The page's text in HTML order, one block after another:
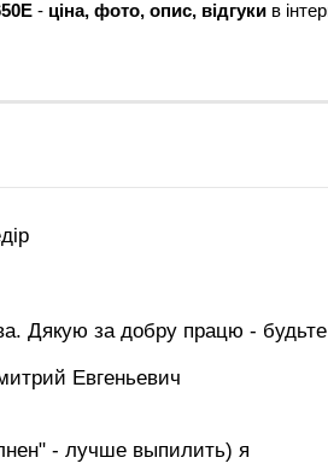
- ціна, фото, опис, відгуки в
Дякую за добру працю - будьте
Евгеньевич
- лучше выпилить) я